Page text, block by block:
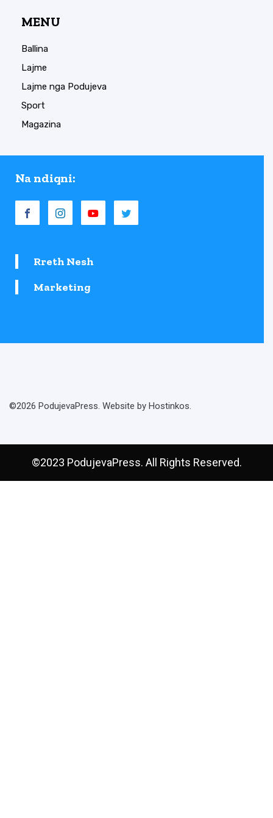
MENU
Ballina
Lajme
Lajme nga Podujeva
Sport
Magazina
Na ndiqni:
Rreth Nesh
Marketing
©2026 PodujevaPress. Website by Hostinkos.
©2023 PodujevaPress. All Rights Reserved.